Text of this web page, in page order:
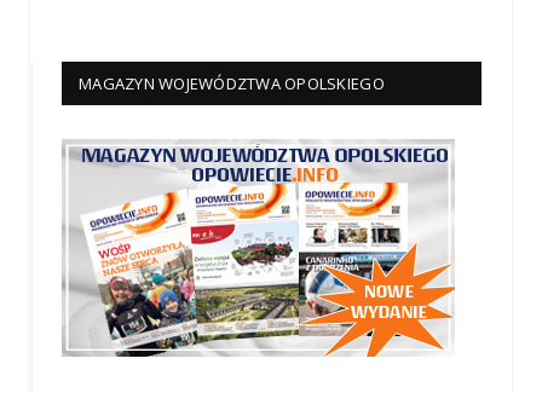
MAGAZYN WOJEWÓDZTWA OPOLSKIEGO